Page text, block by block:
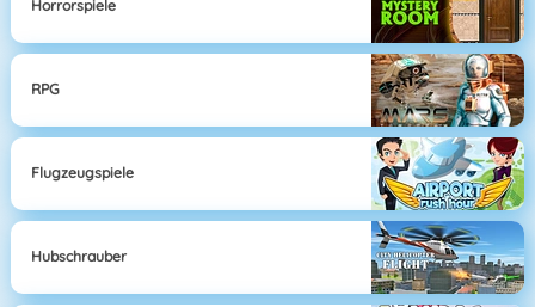
Horrorspiele
RPG
Flugzeugspiele
Hubschrauber